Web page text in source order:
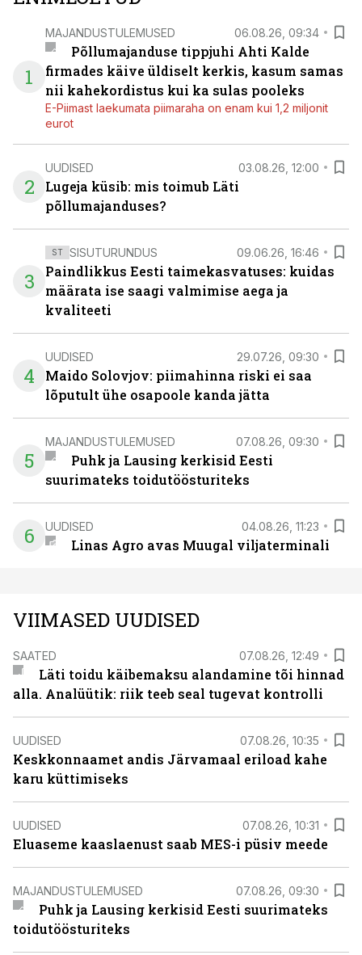
1
MAJANDUSTULEMUSED 06.08.26, 09:34
Põllumajanduse tippjuhi Ahti Kalde
firmades käive üldiselt kerkis, kasum samas
nii kahekordistus kui ka sulas pooleks
E-Piimast laekumata piimaraha on enam kui 1,2 miljonit
eurot
2
UUDISED 03.08.26, 12:00
Lugeja küsib: mis toimub Läti
põllumajanduses?
3
ST SISUTURUNDUS 09.06.26, 16:46
Paindlikkus Eesti taimekasvatuses: kuidas
määrata ise saagi valmimise aega ja
kvaliteeti
4
UUDISED 29.07.26, 09:30
Maido Solovjov: piimahinna riski ei saa
lõputult ühe osapoole kanda jätta
5
MAJANDUSTULEMUSED 07.08.26, 09:30
Puhk ja Lausing kerkisid Eesti
suurimateks toidutöösturiteks
6 UUDISED 04.08.26, 11:23
Linas Agro avas Muugal viljaterminali
VIIMASED UUDISED
SAATED 07.08.26, 12:49
Läti toidu käibemaksu alandamine tõi hinnad
alla. Analüütik: riik teeb seal tugevat kontrolli
UUDISED 07.08.26, 10:35
Keskkonnaamet andis Järvamaal eriload kahe
karu küttimiseks
UUDISED 07.08.26, 10:31
Eluaseme kaaslaenust saab MES-i püsiv meede
MAJANDUSTULEMUSED 07.08.26, 09:30
Puhk ja Lausing kerkisid Eesti suurimateks
toidutöösturiteks